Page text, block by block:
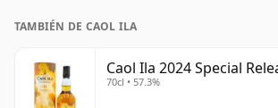
TAMBIÉN DE CAOL ILA
Caol Ila 2024 Special
70cl • 57.3%